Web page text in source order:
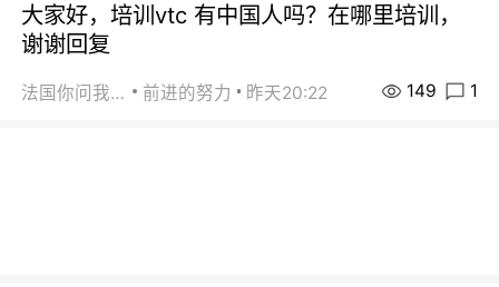
大家好，培训vtc 有中国人吗？在哪里培训，
谢谢回复
法国你问我答 前进的努力 昨天20:22 149 1